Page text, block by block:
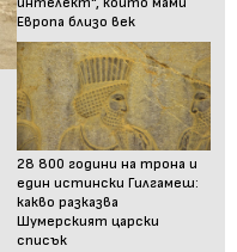
Европа близо век
28 800 години на трона и
един истински Гилгамеш:
какво разказва
Шумерският царски
списък